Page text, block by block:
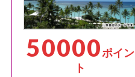
50000ポイン
ト